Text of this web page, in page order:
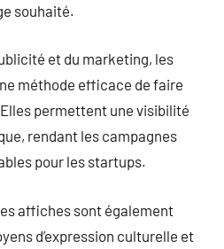
souhaité.
et du marketing, les
méthode efficace de faire
permettent une visibilité
rendant les campagnes
pour les startups.
affiches sont également
d’expression culturelle et